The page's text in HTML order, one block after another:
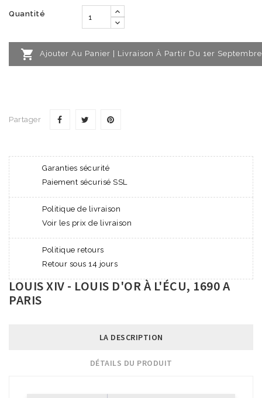
Quantité
 Ajouter Au Panier | Livraison À Partir Du 1er Septembre
Partager
Garanties sécurité
Paiement sécurisé SSL
Politique de livraison
Voir les prix de livraison
Politique retours
Retour sous 14 jours
LOUIS XIV - LOUIS D'OR À L'ÉCU, 1690 A
PARIS
LA DESCRIPTION
DÉTAILS DU PRODUIT